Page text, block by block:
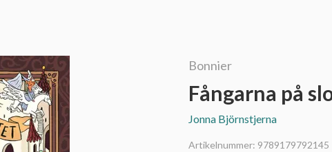
Bonnier
Fångarna på
Jonna Björnstjerna
Artikelnummer: 9789179792145